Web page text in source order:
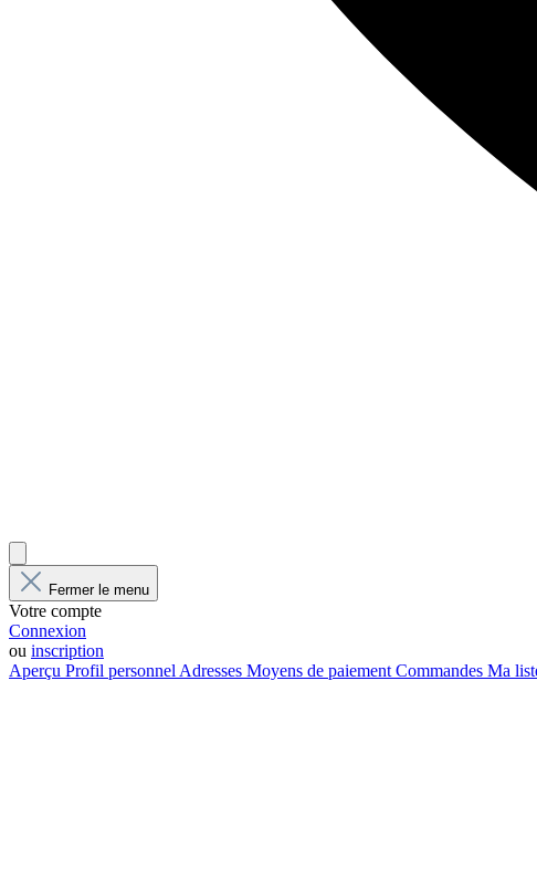
Fermer le menu
Votre compte
Connexion
ou inscription
Aperçu Profil personnelAdresses Moyens de paiementCommandes Ma